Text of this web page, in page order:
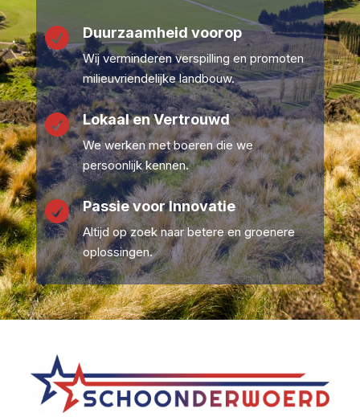
 Duurzaamheid voorop
Wij verminderen verspilling en promoten
milieuvriendelijke landbouw.
 Lokaal en Vertrouwd
We werken met boeren die we
persoonlijk kennen.
 Passie voor Innovatie
Altijd op zoek naar betere en groenere
oplossingen.